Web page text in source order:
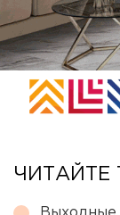
ЧИТАЙТЕ